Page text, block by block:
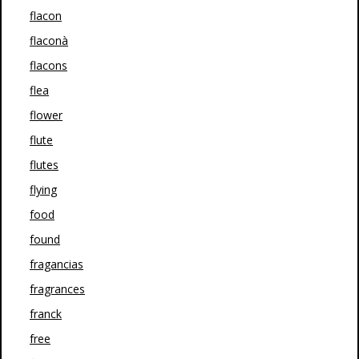
flacon
flaconà
flacons
flea
flower
flute
flutes
flying
food
found
fragancias
fragrances
franck
free